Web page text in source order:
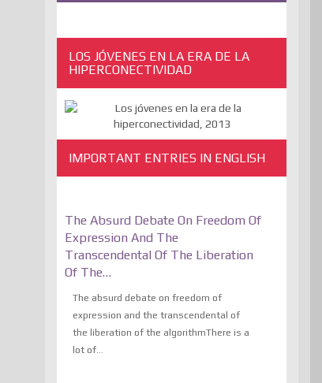
LOS JÓVENES EN LA ERA DE LA
HIPERCONECTIVIDAD
IMPORTANT ENTRIES IN ENGLISH
The Absurd Debate On Freedom Of
Expression And The
Transcendental Of The Liberation
Of The…
The absurd debate on freedom of
expression and the transcendental of
the liberation of the algorithmThere is a
lot of...